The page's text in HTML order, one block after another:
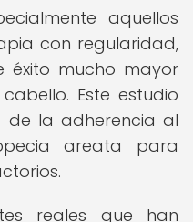
aquellos
con regularidad,
éxito mucho mayor
Este estudio
la adherencia al
areata para
reales que han